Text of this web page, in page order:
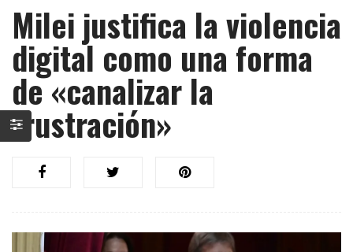
Milei justifica la violencia
digital como una forma
de «canalizar la
frustración»